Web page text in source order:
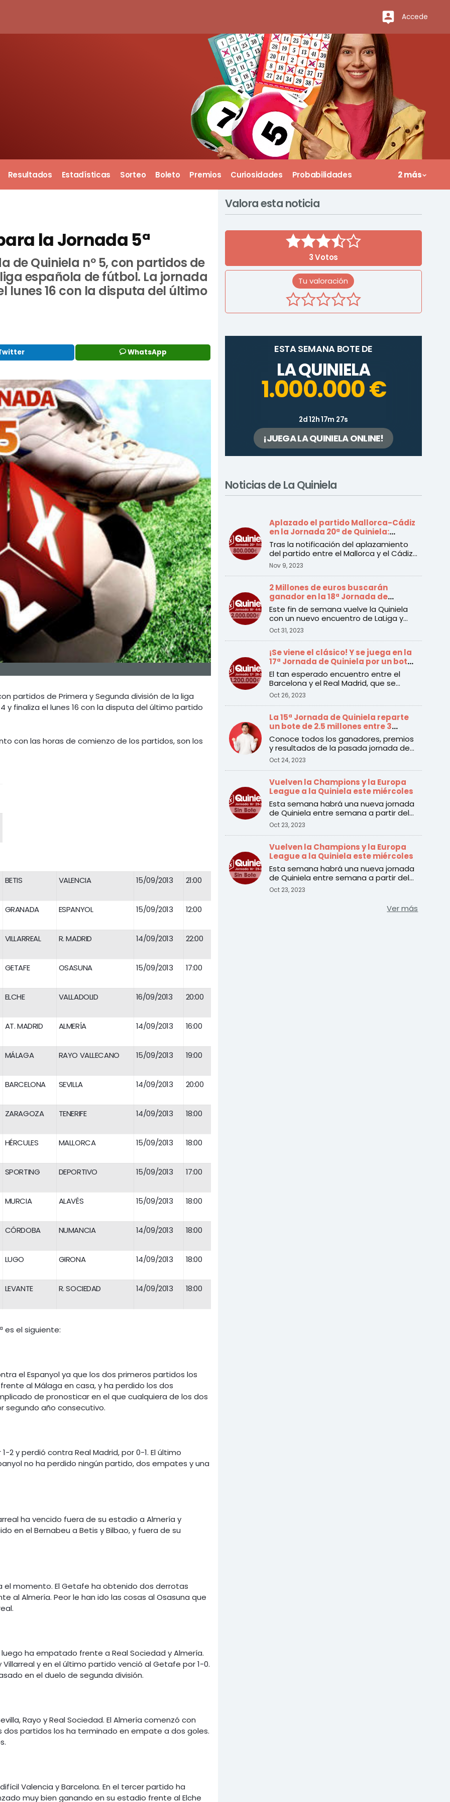
Accede
Resultados Estadísticas Sorteo Boleto Premios Curiosidades Probabilidades 2 más
la Jornada 5ª
de Quiniela nº 5, con partidos de
española de fútbol. La jornada
lunes 16 con la disputa del último
WhatsApp
partidos de Primera y Segunda división de la liga
y finaliza el lunes 16 con la disputa del último partido
con las horas de comienzo de los partidos, son los
BETIS VALENCIA 15/09/2013 21:00
GRANADA ESPANYOL 15/09/2013 12:00
VILLARREAL R. MADRID 14/09/2013 22:00
GETAFE OSASUNA 15/09/2013 17:00
ELCHE VALLADOLID 16/09/2013 20:00
AT. MADRID ALMERÍA 14/09/2013 16:00
MÁLAGA RAYO VALLECANO 15/09/2013 19:00
BARCELONA SEVILLA 14/09/2013 20:00
ZARAGOZA TENERIFE 14/09/2013 18:00
HÉRCULES MALLORCA 15/09/2013 18:00
SPORTING DEPORTIVO 15/09/2013 17:00
MURCIA ALAVÉS 15/09/2013 18:00
CÓRDOBA NUMANCIA 14/09/2013 18:00
LUGO GIRONA 14/09/2013 18:00
LEVANTE R. SOCIEDAD 14/09/2013 18:00
es el siguiente:
el Espanyol ya que los dos primeros partidos los
al Málaga en casa, y ha perdido los dos
de pronosticar en el que cualquiera de los dos
segundo año consecutivo.
y perdió contra Real Madrid, por 0-1. El último
no ha perdido ningún partido, dos empates y una
ha vencido fuera de su estadio a Almería y
en el Bernabeu a Betis y Bilbao, y fuera de su
momento. El Getafe ha obtenido dos derrotas
al Almería. Peor le han ido las cosas al Osasuna que
ha empatado frente a Real Sociedad y Almería.
y en el último partido venció al Getafe por 1-0.
en el duelo de segunda división.
Rayo y Real Sociedad. El Almería comenzó con
partidos los ha terminado en empate a dos goles.
Valencia y Barcelona. En el tercer partido ha
muy bien ganando en su estadio frente al Elche
Valora esta noticia
3Votos
Tu valoración
ESTA SEMANA BOTE DE
LA QUINIELA
1.000.000 €
2d 12h 17m 27s
¡JUEGA LA QUINIELA ONLINE!
Noticias de La Quiniela
Aplazado el partido Mallorca-Cádiz
en la Jornada 20ª de Quiniela:
Conoce todos los cambios
Tras la notificación del aplazamiento
del partido entre el Mallorca y el Cádiz
incluido en la 20 ...
Nov 9, 2023
2 Millones de euros buscarán
ganador en la 18ª Jornada de
Quiniela
Este fin de semana vuelve la Quiniela
con un nuevo encuentro de LaLiga y
LaLiga Hypermotion a pa ...
Oct 31, 2023
¡Se viene el clásico! Y se juega en la
17ª Jornada de Quiniela por un bote
de 1.2 millones de euros
El tan esperado encuentro entre el
Barcelona y el Real Madrid, que se
Oct 26, 2023
La 15ª Jornada de Quiniela reparte
un bote de 2.5 millones entre 3
apuestas ganadoras
Conoce todos los ganadores, premios
y resultados de la pasada jornada de
Quiniela
Oct 24, 2023
Vuelven la Champions y la Europa
League a la Quiniela este miércoles
Esta semana habrá una nueva jornada
de Quiniela entre semana a partir del
Oct 23, 2023
Vuelven la Champions y la Europa
League a la Quiniela este miércoles
Esta semana habrá una nueva jornada
de Quiniela entre semana a partir del
Oct 23, 2023
Ver más